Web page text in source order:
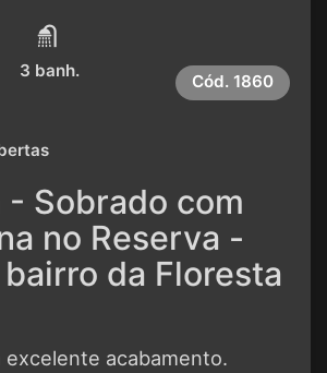
3 banh.
Cód. 1860
- Sobrado com
no Reserva -
da Floresta
excelente acabamento.